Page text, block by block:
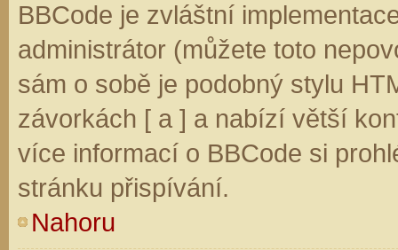
BBCode je zvláštní
administrátor (můžete toto
sám o sobě je podobný stylu
závorkách [ a ] a nabízí větší
více informací o BBCode si
stránku přispívání.
Nahoru